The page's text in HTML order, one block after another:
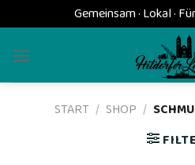
Gemeinsam · Lokal ·
START / SHOP /